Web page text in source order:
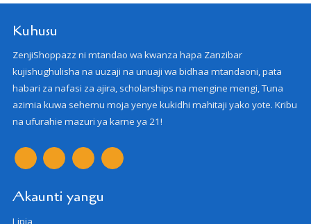
Kuhusu
ZenjiShoppazz ni mtandao wa kwanza hapa Zanzibar
kujishughulisha na uuzaji na unuaji wa bidhaa mtandaoni, pata
habari za nafasi za ajira, scholarships na mengine mengi, Tuna
azimia kuwa sehemu moja yenye kukidhi mahitaji yako yote. Kribu
na ufurahie mazuri ya karne ya 21!
Akaunti yangu
Lipia